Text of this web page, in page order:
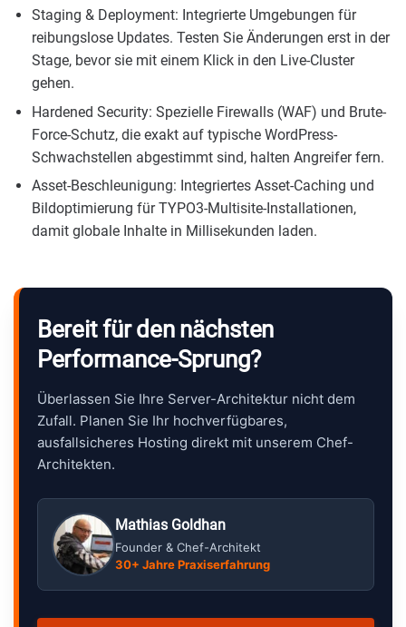
Staging & Deployment: Integrierte Umgebungen für
reibungslose Updates. Testen Sie Änderungen erst in der
Stage, bevor sie mit einem Klick in den Live-Cluster
gehen.
Hardened Security: Spezielle Firewalls (WAF) und Brute-
Force-Schutz, die exakt auf typische WordPress-
Schwachstellen abgestimmt sind, halten Angreifer fern.
Asset-Beschleunigung: Integriertes Asset-Caching und
Bildoptimierung für TYPO3-Multisite-Installationen,
damit globale Inhalte in Millisekunden laden.
Bereit für den nächsten
Performance-Sprung?
Überlassen Sie Ihre Server-Architektur nicht dem
Zufall. Planen Sie Ihr hochverfügbares,
ausfallsicheres Hosting direkt mit unserem Chef-
Architekten.
Mathias Goldhan
Founder & Chef-Architekt
30+ Jahre Praxiserfahrung